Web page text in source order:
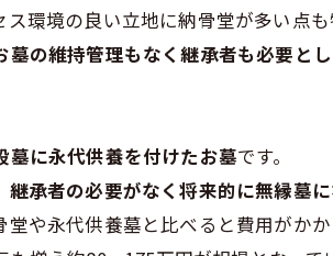
環境の良い立地に納骨堂が多い点も
墓の維持管理もなく継承者も必要と
墓に永代供養を付けたお墓です。
継承者の必要がなく将来的に無縁墓
や永代供養墓と比べると費用がかか